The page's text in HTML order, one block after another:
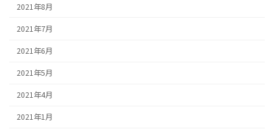
2021年8月
2021年7月
2021年6月
2021年5月
2021年4月
2021年1月